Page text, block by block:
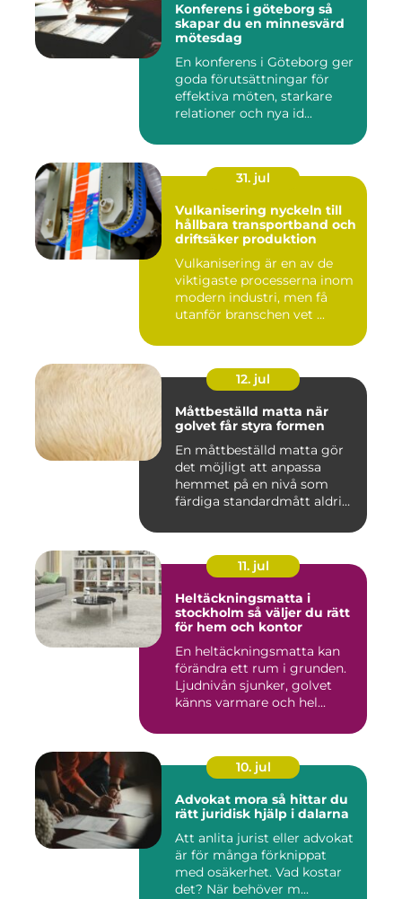
Konferens i göteborg så
skapar du en minnesvärd
mötesdag
En konferens i Göteborg ger
goda förutsättningar för
effektiva möten, starkare
relationer och nya id...
31. jul
Vulkanisering nyckeln till
hållbara transportband och
driftsäker produktion
Vulkanisering är en av de
viktigaste processerna inom
modern industri, men få
utanför branschen vet ...
12. jul
Måttbeställd matta när
golvet får styra formen
En måttbeställd matta gör
det möjligt att anpassa
hemmet på en nivå som
färdiga standardmått aldrig
11. jul
Heltäckningsmatta i
stockholm så väljer du rätt
för hem och kontor
En heltäckningsmatta kan
förändra ett rum i grunden.
Ljudnivån sjunker, golvet
känns varmare och hel...
10. jul
Advokat mora så hittar du
rätt juridisk hjälp i dalarna
Att anlita jurist eller advokat
är för många förknippat
med osäkerhet. Vad kostar
det? När behöver m...